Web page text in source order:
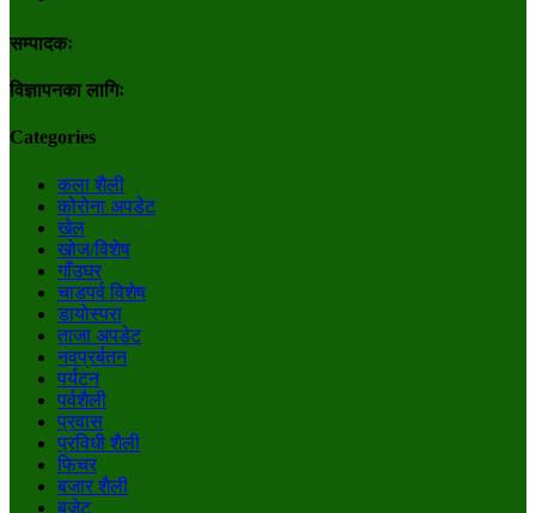
सम्पादकः
विज्ञापनका लागिः
Categories
कला शैली
कोरोना अपडेट
खेल
खोज/विशेष
गाँउघर
चाडपर्व विशेष
डायाेस्परा
ताजा अपडेट
नवप्रर्बतन
पर्यटन
पर्वशैली
प्रवास
प्रविधी शैली
फिचर
बजार शैली
बजेट